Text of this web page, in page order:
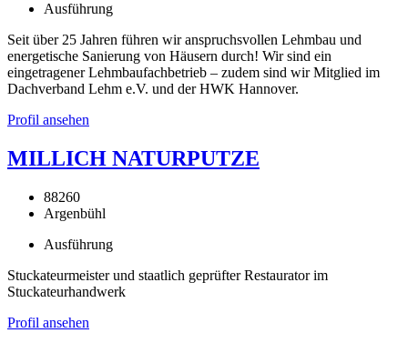
Ausführung
Seit über 25 Jahren führen wir anspruchsvollen Lehmbau und
energetische Sanierung von Häusern durch! Wir sind ein
eingetragener Lehmbaufachbetrieb – zudem sind wir Mitglied im
Dachverband Lehm e.V. und der HWK Hannover.
Profil ansehen
MILLICH NATURPUTZE
88260
Argenbühl
Ausführung
Stuckateurmeister und staatlich geprüfter Restaurator im
Stuckateurhandwerk
Profil ansehen